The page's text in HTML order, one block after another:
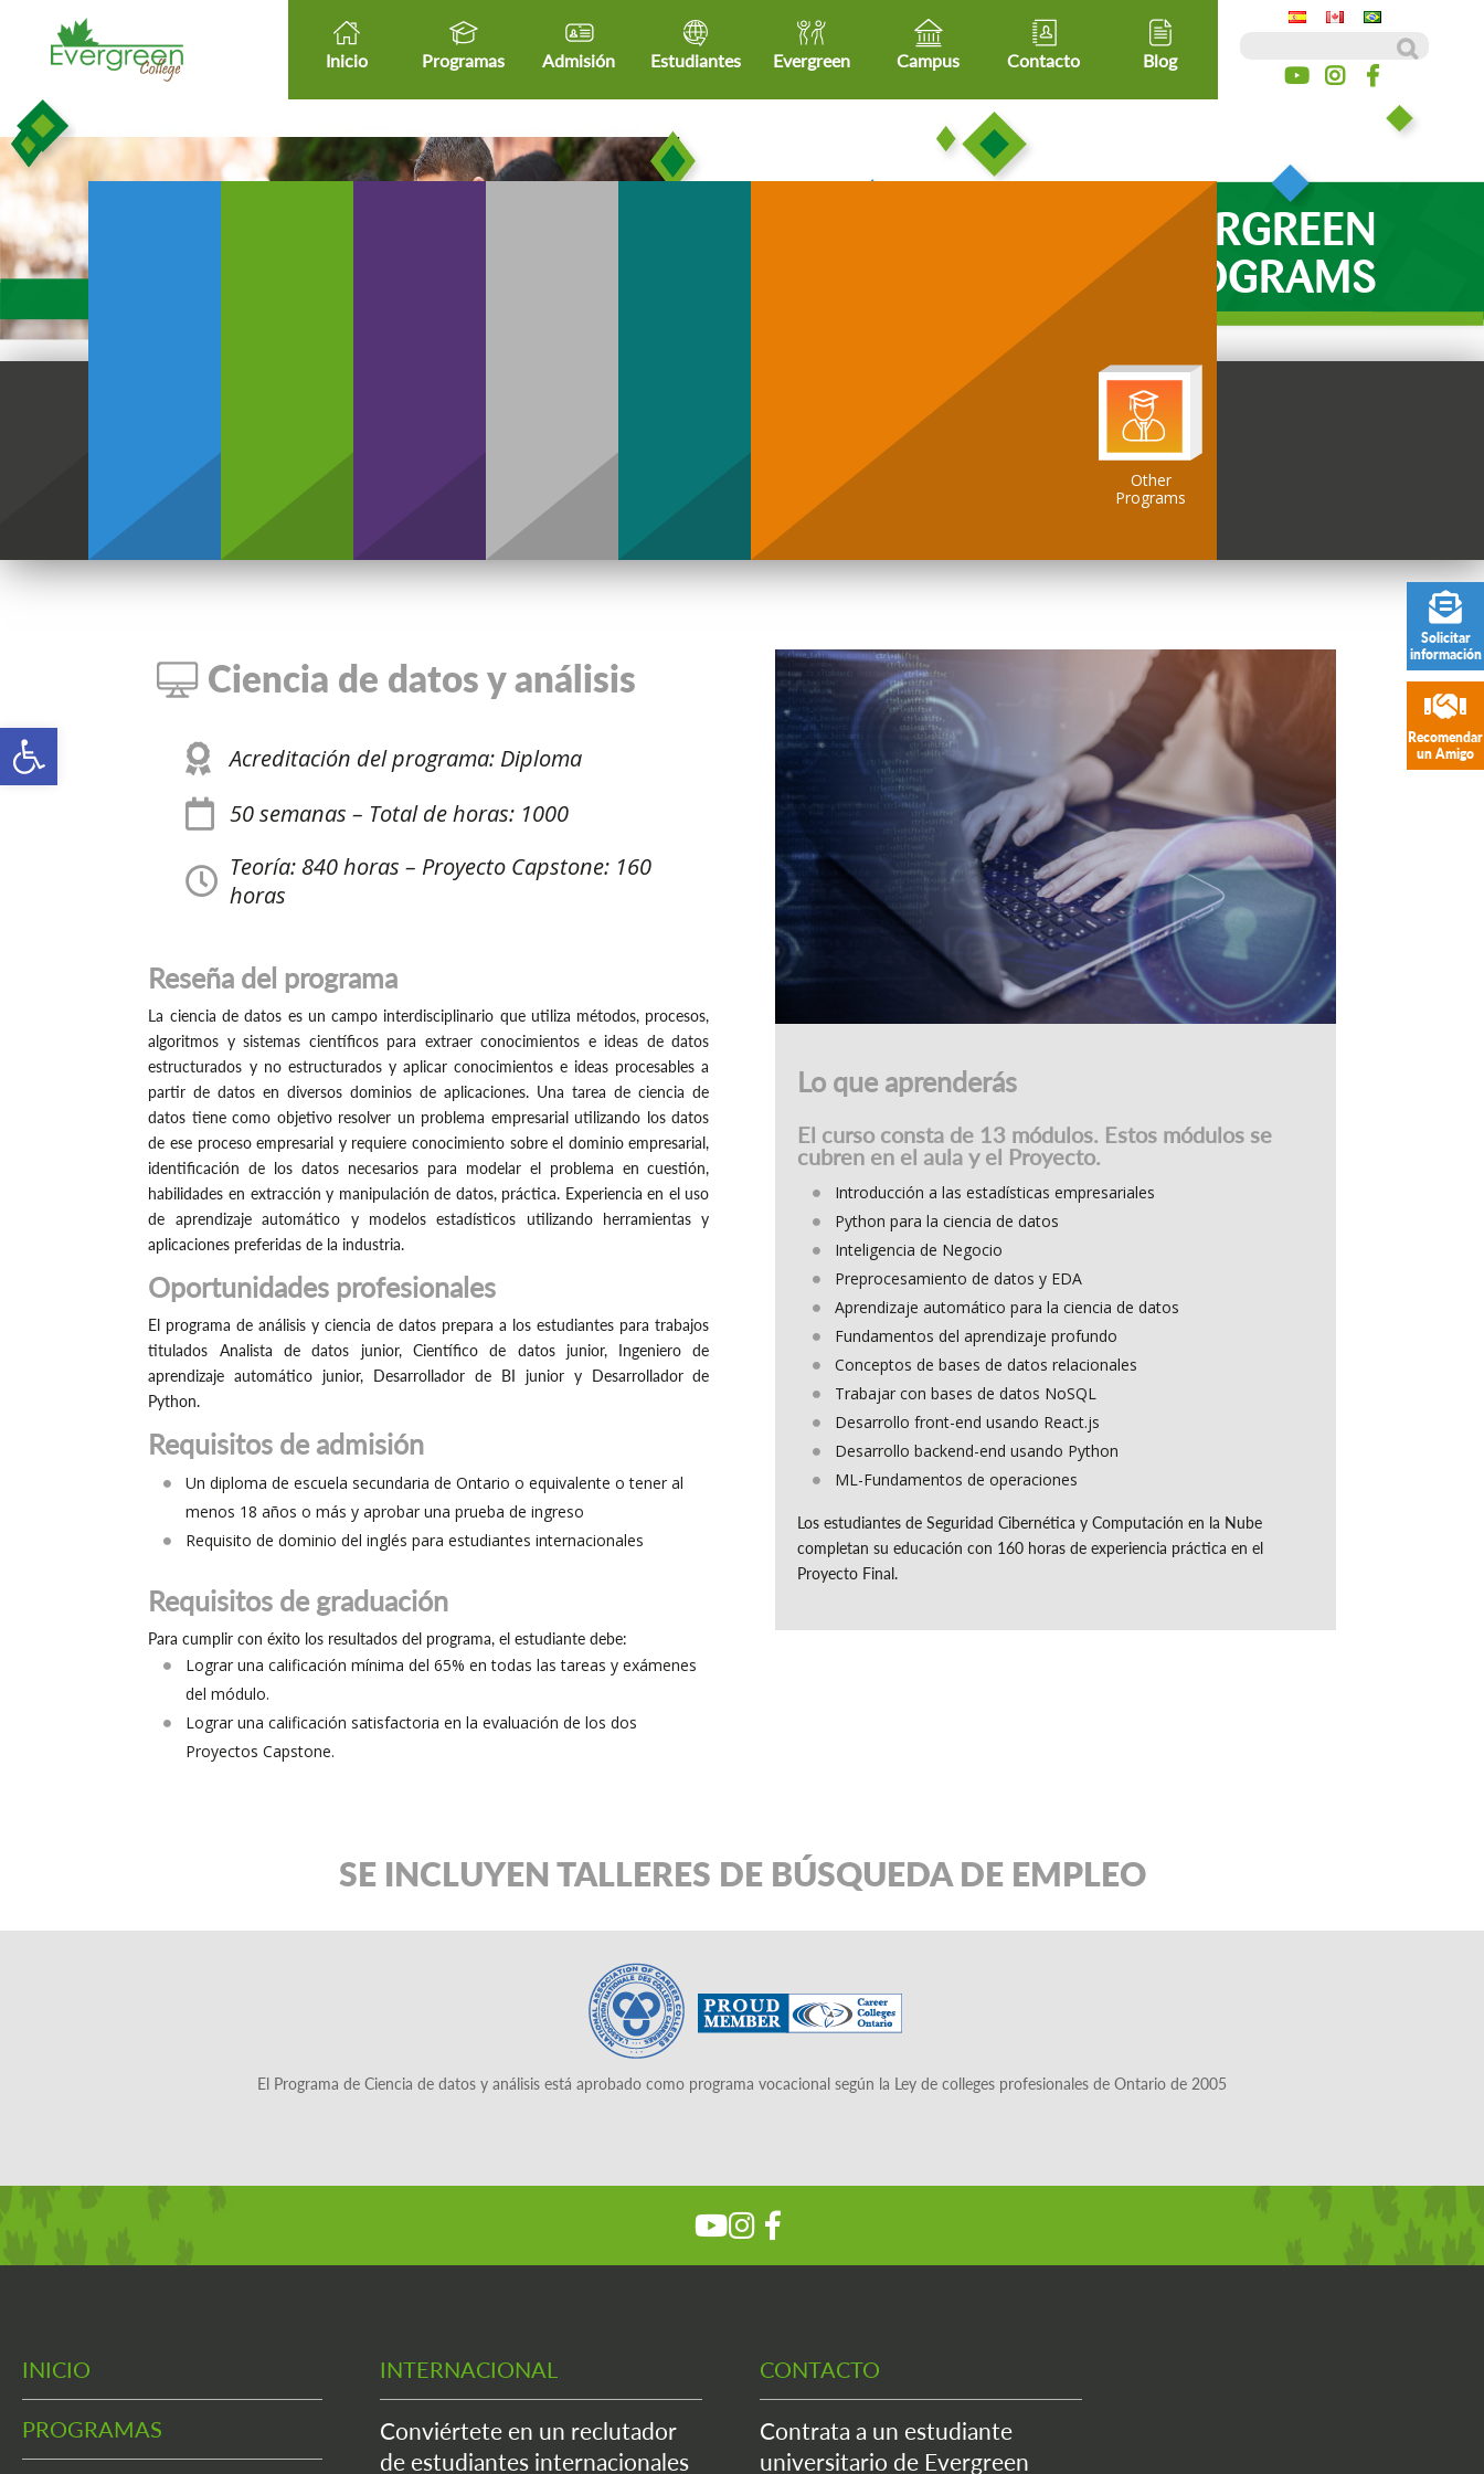
Open toolbar
Inicio Programas Admisión Estudiantes Evergreen Campus Contacto Blog
Buscar:
EVERGREEN
PROGRAMS
Healthcare Micro-
Technology
Other
Programs
Ciencia de datos y análisis
Acreditación del programa: Diploma
50 semanas – Total de horas: 1000
Teoría: 840 horas – Proyecto Capstone: 160
horas
Reseña del programa
La ciencia de datos es un campo interdisciplinario que utiliza métodos, procesos,
algoritmos y sistemas científicos para extraer conocimientos e ideas de datos
estructurados y no estructurados y aplicar conocimientos e ideas procesables a
partir de datos en diversos dominios de aplicaciones. Una tarea de ciencia de
datos tiene como objetivo resolver un problema empresarial utilizando los datos
de ese proceso empresarial y requiere conocimiento sobre el dominio empresarial,
identificación de los datos necesarios para modelar el problema en cuestión,
habilidades en extracción y manipulación de datos, práctica. Experiencia en el uso
de aprendizaje automático y modelos estadísticos utilizando herramientas y
aplicaciones preferidas de la industria.
Oportunidades profesionales
El programa de análisis y ciencia de datos prepara a los estudiantes para trabajos
titulados Analista de datos junior, Científico de datos junior, Ingeniero de
aprendizaje automático junior, Desarrollador de BI junior y Desarrollador de
Python.
Requisitos de admisión
Un diploma de escuela secundaria de Ontario o equivalente o tener al
menos 18 años o más y aprobar una prueba de ingreso
Requisito de dominio del inglés para estudiantes internacionales
Requisitos de graduación
Para cumplir con éxito los resultados del programa, el estudiante debe:
Lograr una calificación mínima del 65% en todas las tareas y exámenes
del módulo.
Lograr una calificación satisfactoria en la evaluación de los dos
Proyectos Capstone.
Lo que aprenderás
El curso consta de 13 módulos. Estos módulos se
cubren en el aula y el Proyecto.
Introducción a las estadísticas empresariales
Python para la ciencia de datos
Inteligencia de Negocio
Preprocesamiento de datos y EDA
Aprendizaje automático para la ciencia de datos
Fundamentos del aprendizaje profundo
Conceptos de bases de datos relacionales
Trabajar con bases de datos NoSQL
Desarrollo front-end usando React.js
Desarrollo backend-end usando Python
ML-Fundamentos de operaciones
Los estudiantes de Seguridad Cibernética y Computación en la Nube
completan su educación con 160 horas de experiencia práctica en el
Proyecto Final.
SE INCLUYEN TALLERES DE BÚSQUEDA DE EMPLEO
El Programa de Ciencia de datos y análisis está aprobado como programa vocacional según la Ley de colleges profesionales de Ontario de 2005
INICIO
PROGRAMAS
INTERNACIONAL
Conviértete en un reclutador
de estudiantes internacionales
CONTACTO
Contrata a un estudiante
universitario de Evergreen
Solicitar
información
Recomendar
un Amigo